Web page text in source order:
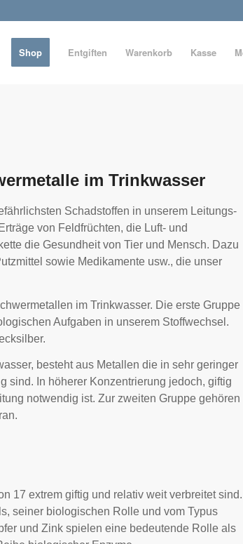
Shop Entgiften Warenkorb Kasse
im Trinkwasser
Schadstoffen in unserem Leitungs-
von Feldfrüchten, die Luft- und
die Gesundheit von Tier und Mensch. Dazu
sowie Medikamente usw., die unser
im Trinkwasser. Die erste Gruppe
Aufgaben in unserem Stoffwechsel.
besteht aus Metallen die in sehr geringer
sind. In höherer Konzentrierung jedoch, giftig
notwendig ist. Zur zweiten Gruppe gehören
17 extrem giftig und relativ weit verbreitet sind.
seiner biologischen Rolle und vom Typus
und Zink spielen eine bedeutende Rolle als